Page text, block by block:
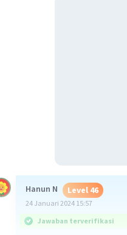
Hanun N Level 46
24 Januari 2024 15:57
Jawaban terverifikasi